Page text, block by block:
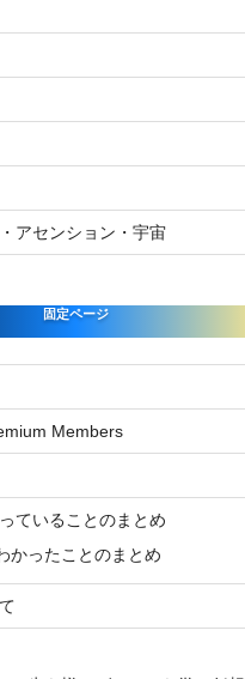
アセンション・宇宙
固定ページ
Members
ていることのまとめ
かったことのまとめ